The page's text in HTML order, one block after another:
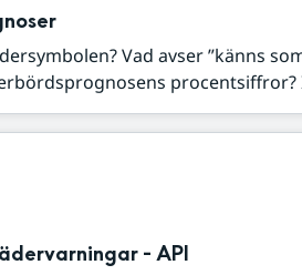
Vad avser ”känns
procentsiffror?
- API